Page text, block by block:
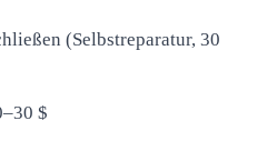
(Selbstreparatur, 30
$